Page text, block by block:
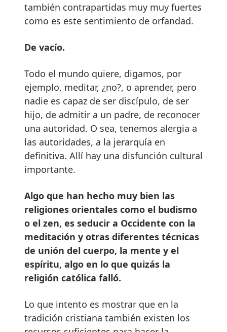
también contrapartidas muy muy fuertes
como es este sentimiento de orfandad.
De vacío.
Todo el mundo quiere, digamos, por
ejemplo, meditar, ¿no?, o aprender, pero
nadie es capaz de ser discípulo, de ser
hijo, de admitir a un padre, de reconocer
una autoridad. O sea, tenemos alergia a
las autoridades, a la jerarquía en
definitiva. Allí hay una disfunción cultural
importante.
Algo que han hecho muy bien las
religiones orientales como el budismo
o el zen, es seducir a Occidente con la
meditación y otras diferentes técnicas
de unión del cuerpo, la mente y el
espíritu, algo en lo que quizás la
religión católica falló.
Lo que intento es mostrar que en la
tradición cristiana también existen los